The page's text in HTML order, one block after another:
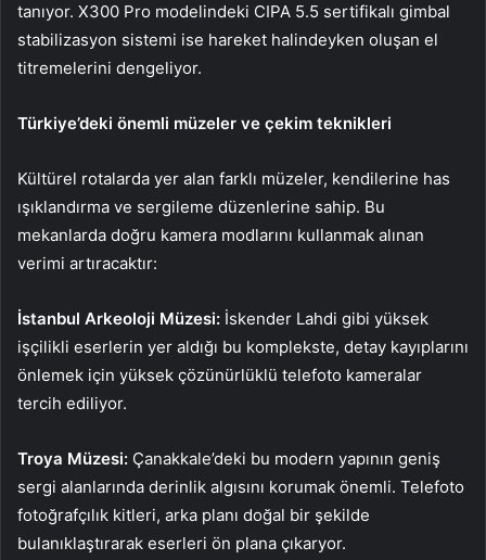
tanıyor. X300 Pro modelindeki CIPA 5.5 sertifikalı gimbal
stabilizasyon sistemi ise hareket halindeyken oluşan el
titremelerini dengeliyor.
Türkiye’deki önemli müzeler ve çekim teknikleri
Kültürel rotalarda yer alan farklı müzeler, kendilerine has
ışıklandırma ve sergileme düzenlerine sahip. Bu
mekanlarda doğru kamera modlarını kullanmak alınan
verimi artıracaktır:
İstanbul Arkeoloji Müzesi: İskender Lahdi gibi yüksek
işçilikli eserlerin yer aldığı bu komplekste, detay kayıplarını
önlemek için yüksek çözünürlüklü telefoto kameralar
tercih ediliyor.
Troya Müzesi: Çanakkale’deki bu modern yapının geniş
sergi alanlarında derinlik algısını korumak önemli. Telefoto
fotoğrafçılık kitleri, arka planı doğal bir şekilde
bulanıklaştırarak eserleri ön plana çıkaryor.